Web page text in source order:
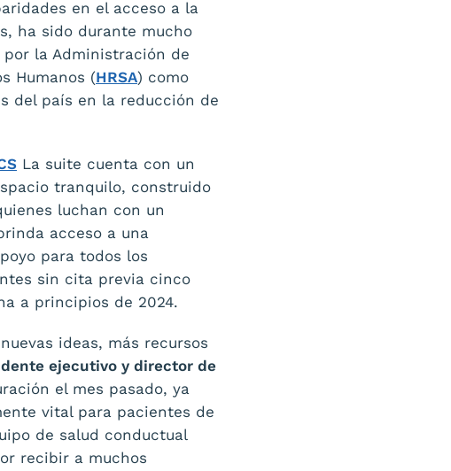
en el acceso a la
ha sido durante mucho
la Administración de
Humanos (HRSA) como
del país en la reducción de
La suite cuenta con un
tranquilo, construido
luchan con un
acceso a una
para todos los
sin cita previa cinco
a principios de 2024.
ideas, más recursos
ejecutivo y director de
el mes pasado, ya
vital para pacientes de
de salud conductual
recibir a muchos